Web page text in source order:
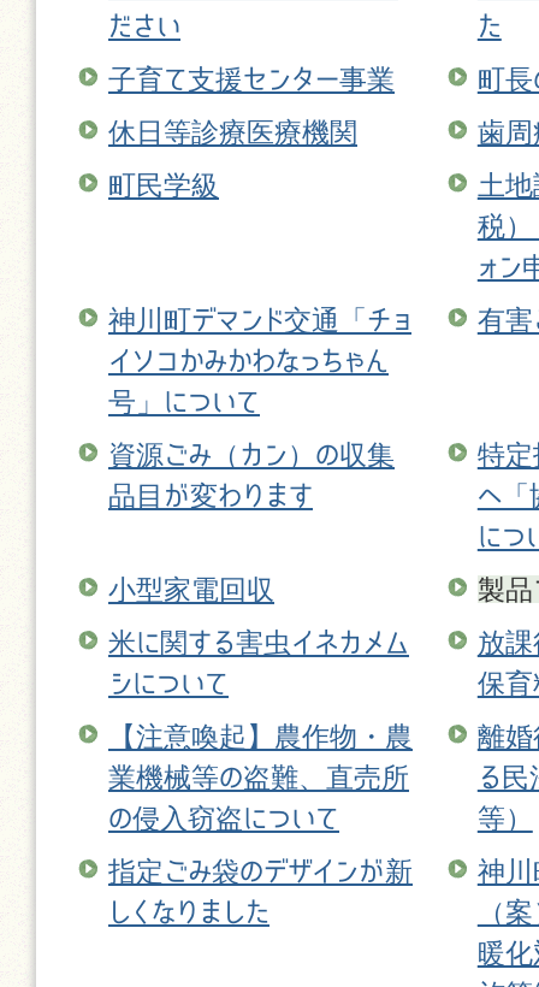
ださい
た
子育て支援センター事業
町長
休日等診療医療機関
歯周
町民学級
土
税）
ォン
神川町デマンド交通「チョ
イソコかみかわなっちゃん
号」について
有害
資源ごみ（カン）の収集
品目が変わります
特定
へ「
につ
小型家電回収
製品
米に関する害虫イネカメム
シについて
放課
保育
【注意喚起】農作物・農
業機械等の盗難、直売所
の侵入窃盗について
離婚
る
等）
指定ごみ袋のデザインが新
しくなりました
神川
（
暖